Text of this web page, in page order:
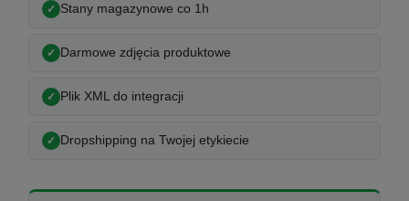
Stany magazynowe co 1h
Darmowe zdjęcia produktowe
Plik XML do integracji
Dropshipping na Twojej etykiecie